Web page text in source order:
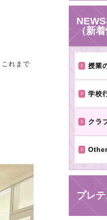
れまで
（新
授業
学校
クラ
Other
プレテ